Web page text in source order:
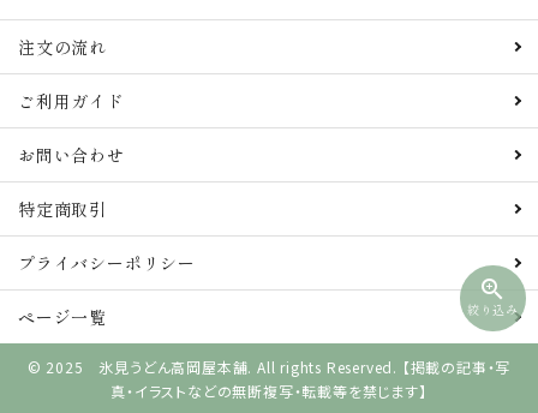
zoom_in
絞り込み
注文の流れ
ご利用ガイド
お問い合わせ
特定商取引
プライバシーポリシー
ページ一覧
© 2025 氷見うどん高岡屋本舗. All rights Reserved. 【掲載の記事・写
真・イラストなどの無断複写・転載等を禁じます】